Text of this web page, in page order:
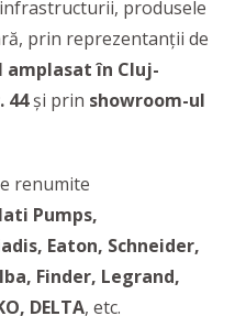
produsele
prin reprezentanții de
amplasat în Cluj-
44și prin showroom-ul
renumite
Pumps,
Eaton, Schneider,
Finder, Legrand,
DELTA, etc.